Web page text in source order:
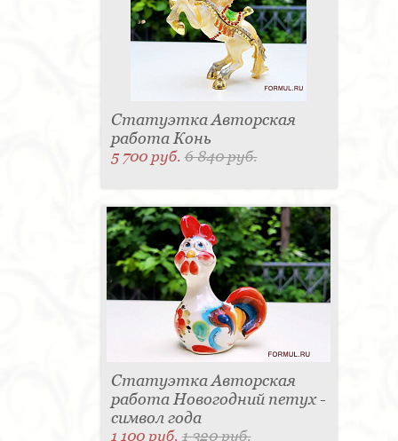
Статуэтка Авторская
работа Конь
5 700 руб.6 840 руб.
Статуэтка Авторская
работа Новогодний петух -
символ года
1 100 руб.1 320 руб.